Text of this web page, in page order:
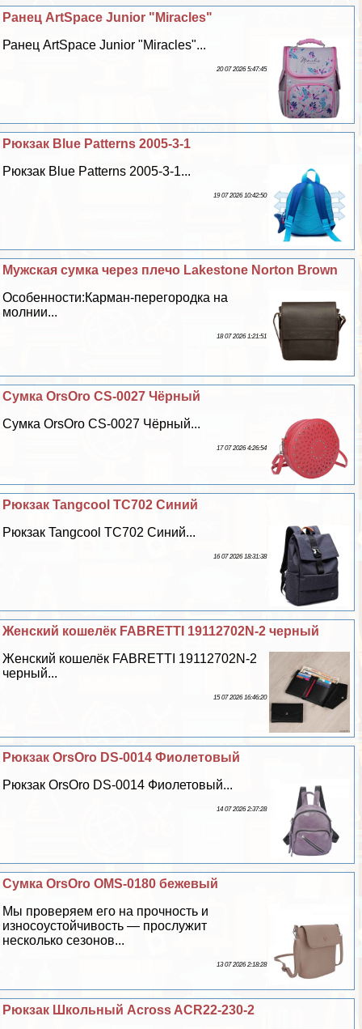
Ранец ArtSpace Junior "Miracles"
Ранец ArtSpace Junior "Miracles"...
20 07 2026 5:47:45
Рюкзак Blue Patterns 2005-3-1
Рюкзак Blue Patterns 2005-3-1...
19 07 2026 10:42:50
Мужская сумка через плечо Lakestone Norton Brown
Особенности:Карман-перегородка на
молнии...
18 07 2026 1:21:51
Сумка OrsOro CS-0027 Чёрный
Сумка OrsOro CS-0027 Чёрный...
17 07 2026 4:26:54
Рюкзак Tangcool TC702 Синий
Рюкзак Tangcool TC702 Синий...
16 07 2026 18:31:38
Женский кошелёк FABRETTI 19112702N-2 черный
Женский кошелёк FABRETTI 19112702N-2
черный...
15 07 2026 16:46:20
Рюкзак OrsOro DS-0014 Фиолетовый
Рюкзак OrsOro DS-0014 Фиолетовый...
14 07 2026 2:37:28
Сумка OrsOro OMS-0180 бежевый
Мы проверяем его на прочность и
износоустойчивость — прослужит
несколько сезонов...
13 07 2026 2:18:28
Рюкзак Школьный Across ACR22-230-2